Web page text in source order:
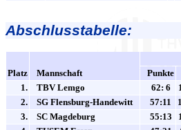
Abschlusstabelle:
Platz Mannschaft
Punkte
1.
TBV Lemgo 62: 6
2.
SG Flensburg-Handewitt 57:11
3.
SC Magdeburg 55:13